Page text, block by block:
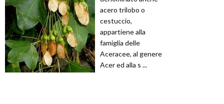
acero trilobo o
cestuccio,
appartiene alla
famiglia delle
Aceracee, al genere
Acer ed alla s ...